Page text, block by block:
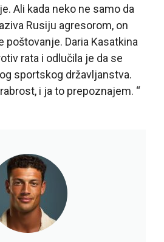
Ali kada neko ne samo da
Rusiju agresorom, on
Daria Kasatkina
rata i odlučila je da se
sportskog državljanstva.
i ja to prepoznajem. “